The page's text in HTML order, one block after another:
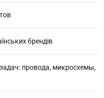
брендів
провода, микросхемы,